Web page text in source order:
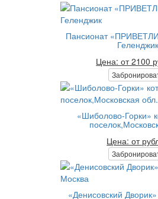
Пансионат
Геленджик
Цена: от 2100
«Шиболово-Горки»
Цена: от
«Денисовский Дворик»